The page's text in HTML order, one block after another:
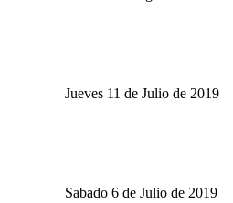
Jueves 11 de Julio de 2019
Sabado 6 de Julio de 2019